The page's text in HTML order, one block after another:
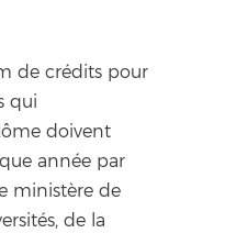
de crédits pour
qui
doivent
année par
ministère de
de la